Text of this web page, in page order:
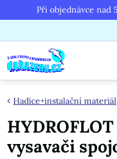
Při objednávce nad
Hadice+instalační materiál
vysavači